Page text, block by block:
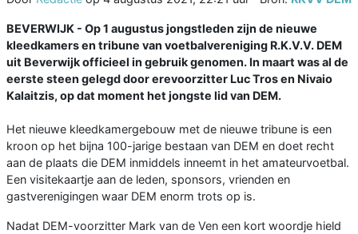
BEVERWIJK - Op 1 augustus jongstleden zijn de nieuwe
kleedkamers en tribune van voetbalvereniging R.K.V.V. DEM
uit Beverwijk officieel in gebruik genomen. In maart was al de
eerste steen gelegd door erevoorzitter Luc Tros en Nivaio
Kalaitzis, op dat moment het jongste lid van DEM.
Het nieuwe kleedkamergebouw met de nieuwe tribune is een
kroon op het bijna 100-jarige bestaan van DEM en doet recht
aan de plaats die DEM inmiddels inneemt in het amateurvoetbal.
Een visitekaartje aan de leden, sponsors, vrienden en
gastverenigingen waar DEM enorm trots op is.
Nadat DEM-voorzitter Mark van de Ven een kort woordje hield